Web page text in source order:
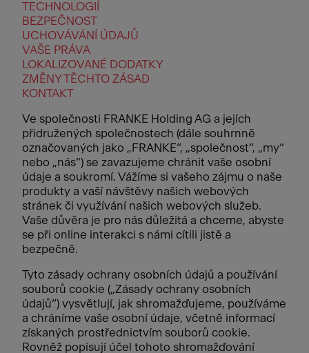
TECHNOLOGIÍ
BEZPEČNOST
UCHOVÁVÁNÍ ÚDAJŮ
VAŠE PRÁVA
LOKALIZOVANÉ DODATKY
ZMĚNY TĚCHTO ZÁSAD
KONTAKT
Ve společnosti FRANKE Holding AG a jejích
přidružených společnostech (dále souhrnně
označovaných jako „FRANKE“, „společnost“, „my“
nebo „nás“) se zavazujeme chránit vaše osobní
údaje a soukromí. Vážíme si vašeho zájmu o naše
produkty a vaší návštěvy našich webových
stránek či využívání našich webových služeb.
Vaše důvěra je pro nás důležitá a chceme, abyste
se při online interakci s námi cítili jistě a
bezpečně.
Tyto zásady ochrany osobních údajů a používání
souborů cookie („Zásady ochrany osobních
údajů“) vysvětlují, jak shromažďujeme, používáme
a chráníme vaše osobní údaje, včetně informací
získaných prostřednictvím souborů cookie.
Rovněž popisují účel tohoto shromažďování